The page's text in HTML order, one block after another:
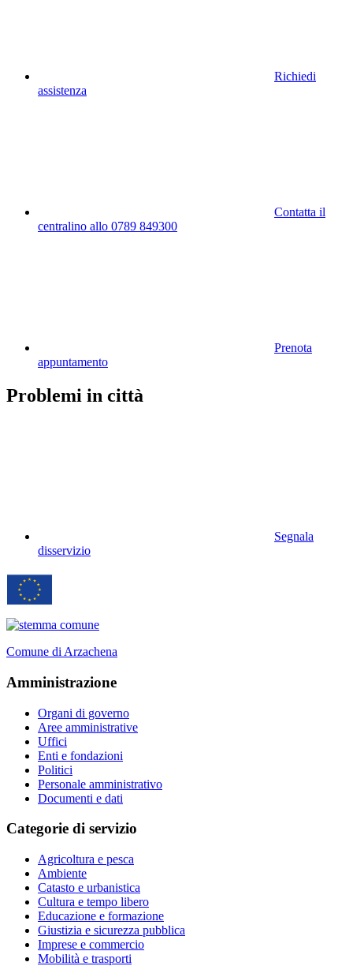
Richiedi
assistenza
Contatta il
centralino allo 0789 849300
Prenota
appuntamento
Problemi in città
Segnala
disservizio
Comune di Arzachena
Amministrazione
Organi di governo
Aree amministrative
Uffici
Enti e fondazioni
Politici
Personale amministrativo
Documenti e dati
Categorie di servizio
Agricoltura e pesca
Ambiente
Catasto e urbanistica
Cultura e tempo libero
Educazione e formazione
Giustizia e sicurezza pubblica
Imprese e commercio
Mobilità e trasporti